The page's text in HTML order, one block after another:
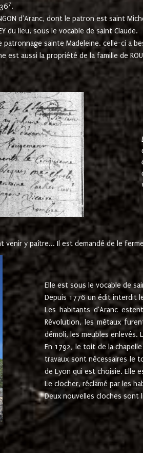
7.
d'Aranc, dont le patron est saint
du lieu, sous le vocable de saint Claude.
patronnage sainte Madeleine. celle-ci a
est aussi la propriété de la famille de
venir y paître... Il est demandé de le
Elle est sous le vocable de
Depuis 1776 un édit interdit
Les habitants d'Aranc
Révolution, les métaux
démoli, les meubles
En 1792, le toit de la
travaux sont nécessaires le
de Lyon qui est choisie. Elle
Le clocher, réclamé par les
Deux nouvelles cloches sont